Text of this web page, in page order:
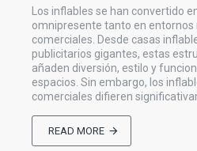
Los inflables se han convertido
omnipresente tanto en entornos
comerciales. Desde casas
publicitarios gigantes, estas
añaden diversión, estilo y
espacios. Sin embargo, los
comerciales difieren
READ MORE